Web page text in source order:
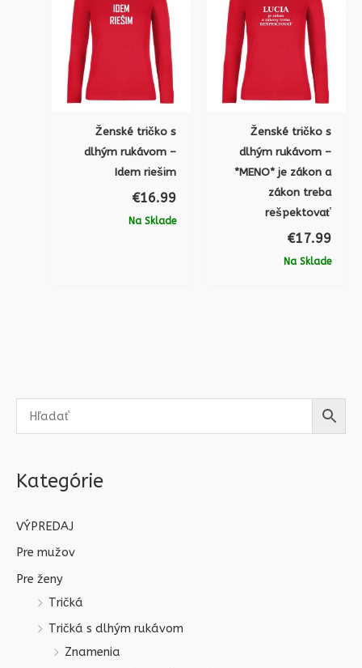
Kategórie
VÝPREDAJ
Pre mužov
Pre ženy
Tričká
Tričká s dlhým rukávom
Znamenia
Ženské tričko s
dlhým rukávom –
Idem riešim
€16.99
Na Sklade
Ženské tričko s
dlhým rukávom –
*MENO* je zákon a
zákon treba
rešpektovať
€17.99
Na Sklade